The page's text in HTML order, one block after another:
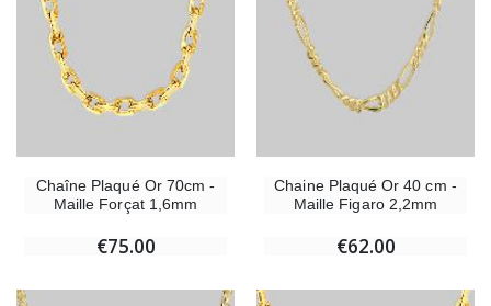
Chaîne Plaqué Or 70cm -
Maille Forçat 1,6mm
€75.00
Chaine Plaqué Or 40 cm -
Maille Figaro 2,2mm
€62.00